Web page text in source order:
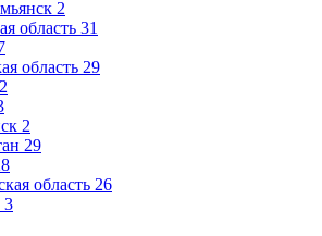
2
область 31
область 29
2
29
область 26
3